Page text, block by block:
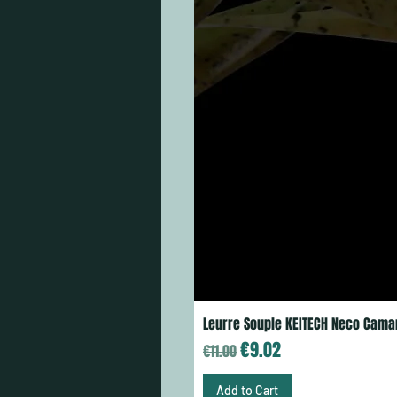
Leurre Souple KEITECH Neco
Regular Price
€11.00Sale Price
€9.02
Add to Cart